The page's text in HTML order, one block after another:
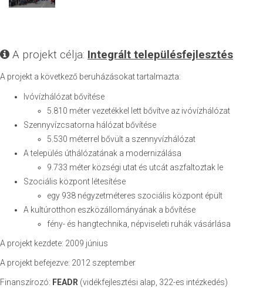
A projekt célja: Integrált településfejlesztés
A projekt a következő beruházásokat tartalmazta:
Ivóvízhálózat bővítése
5.810 méter vezetékkel lett bővítve az ivóvízhálózat
Szennyvízcsatorna hálózat bővítése
5.530 méterrel bővült a szennyvízhálózat
A település úthálózatának a modernizálása
9.733 méter községi utat és utcát aszfaltoztak le
Szociális központ létesítése
egy 938 négyzetméteres szociális központ épült
A kultúrotthon eszközállományának a bővítése
fény- és hangtechnika, népviseleti ruhák vásárlása
A projekt kezdete: 2009 június
A projekt befejezve: 2012 szeptember
Finanszírozó: FEADR (vidékfejlesztési alap, 322-es intézkedés)